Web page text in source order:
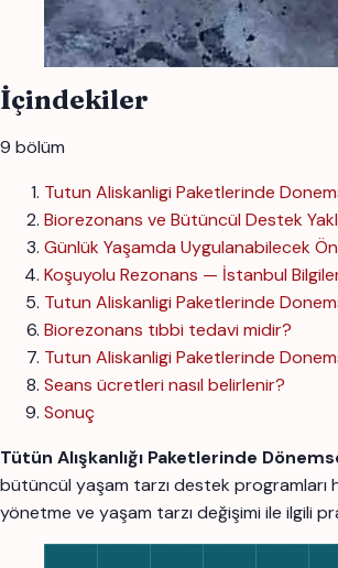
İçindekiler
9 bölüm
Tutun Aliskanligi Paketlerinde
Biorezonans ve Bütüncül Destek
Günlük Yaşamda Uygulanabilecek
Koşuyolu Rezonans — İstanbul
Tutun Aliskanligi Paketlerinde
Biorezonans tıbbi tedavi midir?
Tutun Aliskanligi Paketlerinde
Seans ücretleri nasıl belirlenir?
Sonuç
Tütün Alışkanlığı Paketlerinde
bütüncül yaşam tarzı destek programları
yönetme ve yaşam tarzı değişimi ile ilgili